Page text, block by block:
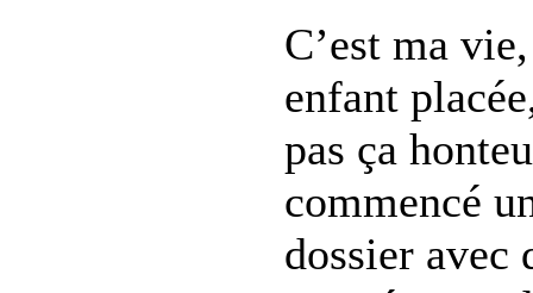
C’est ma
enfant
pas ça
commencé
dossier avec